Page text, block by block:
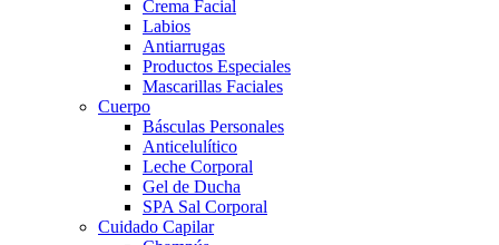
Crema Facial
Labios
Antiarrugas
Productos Especiales
Mascarillas Faciales
Cuerpo
Básculas Personales
Anticelulítico
Leche Corporal
Gel de Ducha
SPA Sal Corporal
Cuidado Capilar